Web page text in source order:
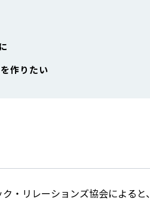
作りたい
・リレーションズ協会による